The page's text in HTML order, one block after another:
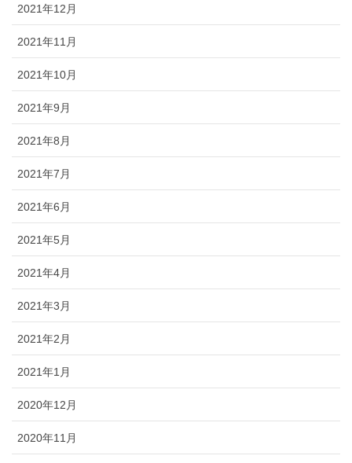
2021年12月
2021年11月
2021年10月
2021年9月
2021年8月
2021年7月
2021年6月
2021年5月
2021年4月
2021年3月
2021年2月
2021年1月
2020年12月
2020年11月